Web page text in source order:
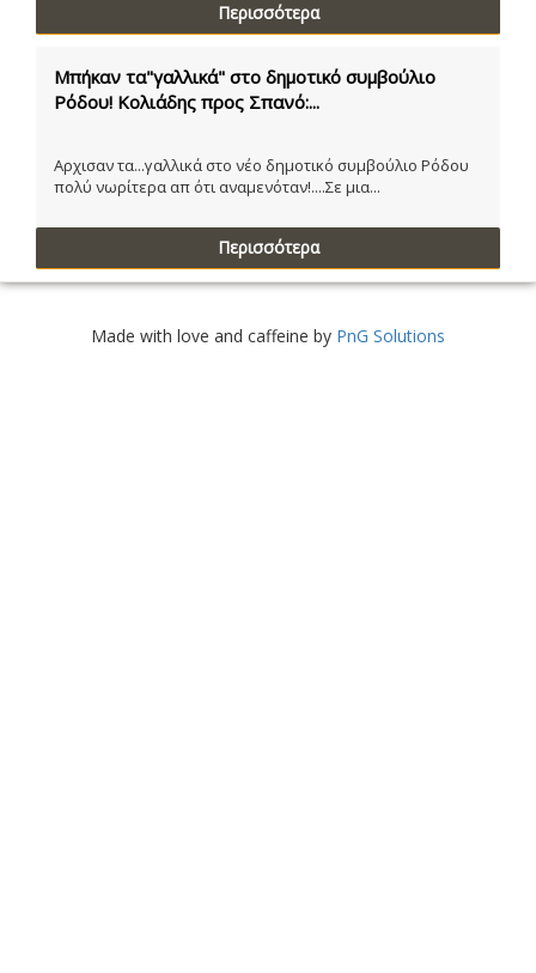
Περισσότερα
Μπήκαν τα"γαλλικά" στο δημοτικό συμβούλιο
Ρόδου! Κολιάδης προς Σπανό:...
Αρχισαν τα...γαλλικά στο νέο δημοτικό συμβούλιο Ρόδου
πολύ νωρίτερα απ ότι αναμενόταν!....Σε μια...
Περισσότερα
Made with love and caffeine by PnG Solutions